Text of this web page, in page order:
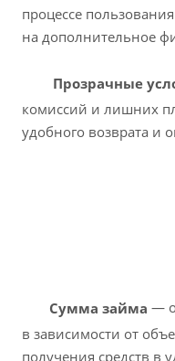
процессе
на дополнительное
Прозрачные
комиссий и лишних
удобного возврата и
Сумма займа —
в зависимости от
получения средств в